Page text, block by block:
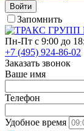
Войти
Запомнить
Пн-Пт с 9:00 до
+7 (495) 924-86-02
Заказать звонок
Ваше имя
Телефон
Удобное время